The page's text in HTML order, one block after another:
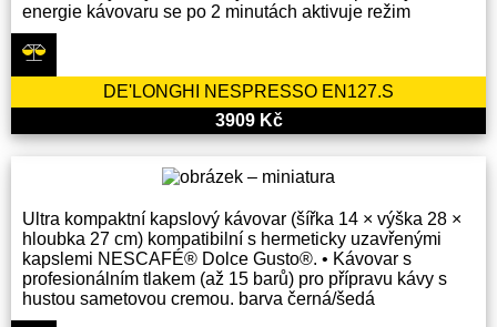
energie kávovaru se po 2 minutách aktivuje režim
DE'LONGHI NESPRESSO EN127.S
3909 Kč
Ultra kompaktní kapslový kávovar (šířka 14 × výška 28 ×
hloubka 27 cm) kompatibilní s hermeticky uzavřenými
kapslemi NESCAFÉ® Dolce Gusto®. • Kávovar s
profesionálním tlakem (až 15 barů) pro přípravu kávy s
hustou sametovou cremou. barva černá/šedá